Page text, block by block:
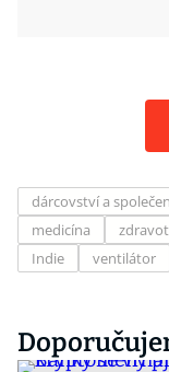
dárcovství a
medicína
Indie
ventilátor